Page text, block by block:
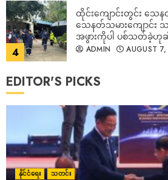
5
ကာဒီနယ်ချားလ်စ်ဘို၏
ရွေးတုသမ္မတ က ငြိမ်းခ
ခေါင်းဆောင်များ ကူညီပ
တွင် ဘာသာရေးအဆော
တိုက်ခိုက်ခံထားရ
ထိုင်းတွင် ကျောင်းတွင်းသ
ဒဏ်ရာရ
ADMIN AUGUST
ပုဏ္ဏားကျွန်းတွင် ဖြစ်
မှ တရားခံ ၃ ဦးကို သေဒ
EDITOR'S PICKS
နိုင်ငံရေး သတင်း